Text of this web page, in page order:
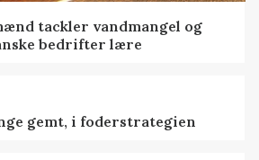
tackler vandmangel og
bedrifter lære
gemt, i foderstrategien